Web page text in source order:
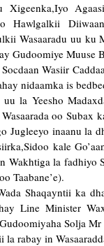
Hawlgalkii
Wasaaradu uu ku
Gudoomiye Muuse
Wasiir
nidaamka is
la Yeesho
oo Subax
Jugleeyo inaanu la
kale
Wakhtiga la fadhiyo
Taabane’e).
Shaqayntii ka
Line Minister
Solja
la rabay in